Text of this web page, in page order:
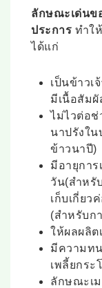
ลักษณะเด่นข
ประการ ทำใ
ได้แก่
เป็นข้าว
มีเนื้อสัมผั
ไม่ไวต่อช่
นาปรังใ
ข้าวนาปี)
มีอายุการ
วัน(สำหรั
เก็บเกี่ย
(สำหรับก
ให้ผลผลิต
มีความท
เพลี้ยกระ
ลักษณะเ